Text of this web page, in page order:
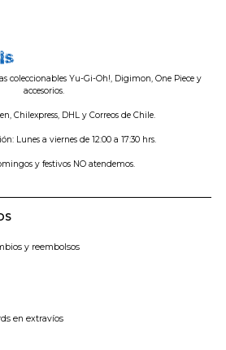
coleccionables Yu-Gi-Oh!, Digimon, One Piece y
accesorios.
Chilexpress, DHL y Correos de Chile.
Lunes a viernes de 12:00 a 17:30 hrs.
y festivos NO atendemos.
y reembolsos
en extravíos